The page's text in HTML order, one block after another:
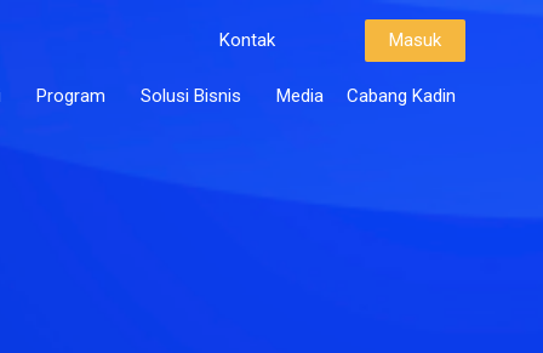
Kontak Masuk
Program Solusi Bisnis Media Cabang Kadin